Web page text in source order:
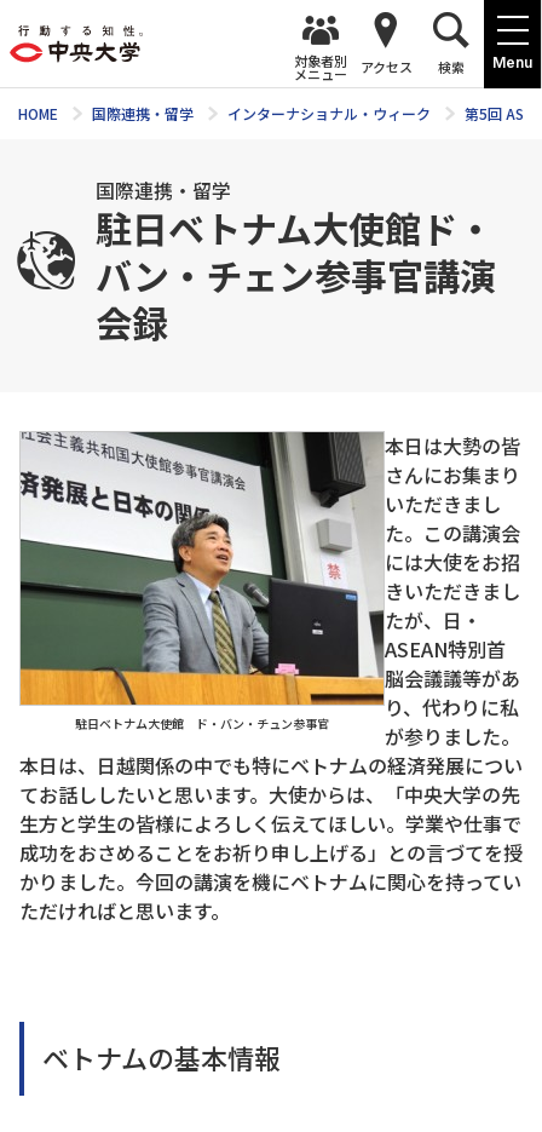
Menu
対象者別
メニュー アクセス 検索
HOME 国際連携・留学 インターナショナル・ウィーク 第5回
国際連携・留学
駐日ベトナム大使館ド・
バン・チェン参事官講演
会録
駐日ベトナム大使館 ド・バン・チュン参事官
本日は大勢の皆
さんにお集まり
いただきまし
た。この講演会
には大使をお招
きいただきまし
たが、日・
ASEAN特別首
脳会議議等があ
り、代わりに私
が参りました。
本日は、日越関係の中でも特にベトナムの経済発展につい
てお話ししたいと思います。大使からは、「中央大学の先
生方と学生の皆様によろしく伝えてほしい。学業や仕事で
成功をおさめることをお祈り申し上げる」との言づてを授
かりました。今回の講演を機にベトナムに関心を持ってい
ただければと思います。
ベトナムの基本情報